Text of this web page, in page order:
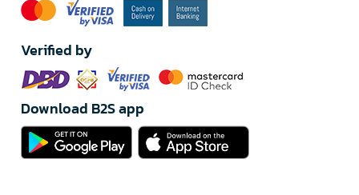
Verified by
Download B2S app